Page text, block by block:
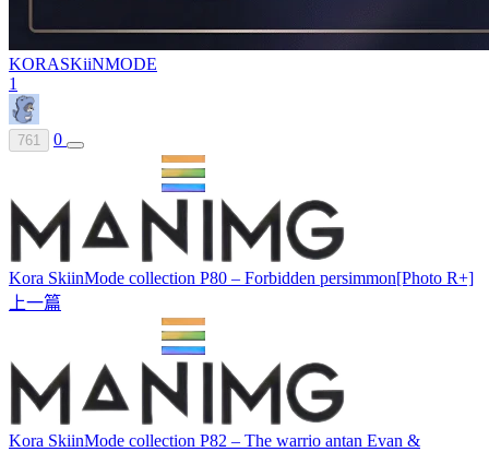
KORASKiiNMODE
1
761 0
Kora SkiinMode collection P80 – Forbidden persimmon[Photo R+]
上一篇
Kora SkiinMode collection P82 – The warrio antan Evan &